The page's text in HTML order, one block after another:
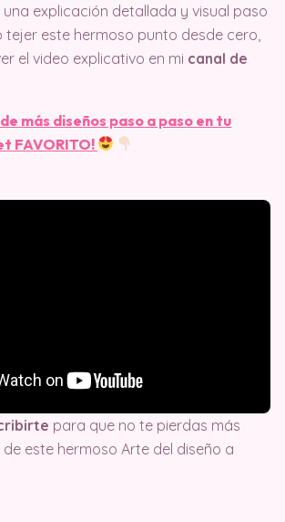
una explicación detallada y visual paso
este hermoso punto desde cero,
el video explicativo en mi canal de
más diseños paso a paso en tu
FAVORITO!
para que no te pierdas más
este hermoso Arte del diseño a